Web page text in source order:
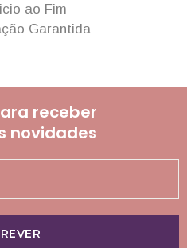
ao Fim
Garantida
receber
novidades